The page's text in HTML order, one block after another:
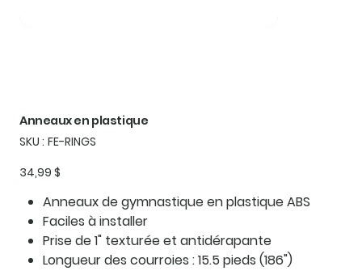
Anneaux en plastique
SKU : SKU
FE-
FE-RINGS
Prix
34,99 $
Anneaux de gymnastique en plastique ABS
Faciles à installer
Prise de 1" texturée et antidérapante
Longueur des courroies : 15.5 pieds (186")